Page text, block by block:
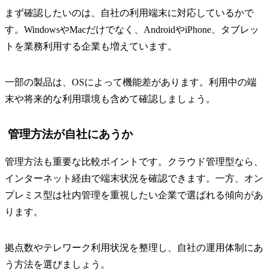
まず確認したいのは、自社の利用端末に対応しているかで
す。WindowsやMacだけでなく、AndroidやiPhone、タブレッ
トを業務利用する企業も増えています。
一部の製品は、OSによって機能差があります。利用中の端
末や将来的な利用環境も含めて確認しましょう。
管理方法が自社にあうか
管理方法も重要な比較ポイントです。クラウド管理型なら、
インターネット経由で端末状況を確認できます。一方、オン
プレミス型は社内管理を重視したい企業で選ばれる傾向があ
ります。
拠点数やテレワーク利用状況を整理し、自社の運用体制にあ
う方法を選びましょう。